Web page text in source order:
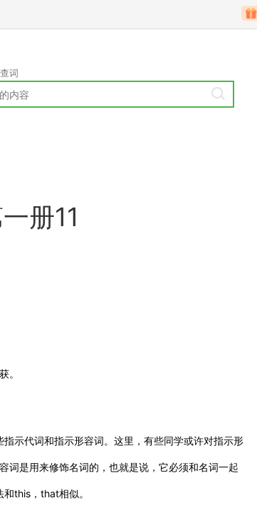
查词
册11
。
示代词和指示形容词。这里，有些同学或许对指示形
词是用来修饰名词的，也就是说，它必须和名词一起
this，that相似。